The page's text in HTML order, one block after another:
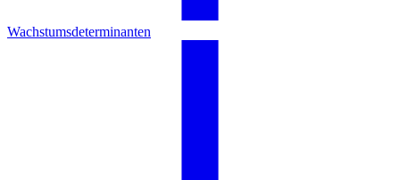
Wachstumsdeterminanten